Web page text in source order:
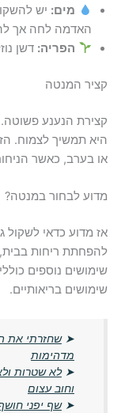
מים: יש
האדמה לחה אך
הפריה: דשן
קציר המנטה
קצירת הנענע
היא תמשיך לצמוח.
או בערב, כאשר
מדוע לבחור במנטה?
אז מדוע כדאי לשקול
להפחתת ריחות
שימושים נוספים
שימושים בריאותיים.
➤
מדהימות
➤לא שטרות
וחוב עצום
➤שף יפני